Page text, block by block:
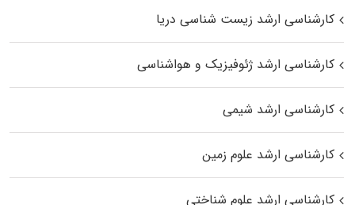
کارشناسی ارشد زیست‌ شناسی دریا
کارشناسی ارشد ژئوفیزیک و هواشناسی
کارشناسی ارشد شیمی
کارشناسی ارشد علوم زمین
کارشناسی ارشد علوم شناختی